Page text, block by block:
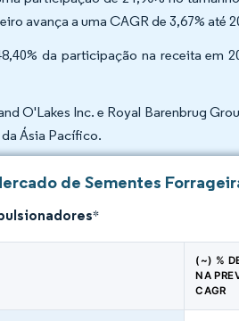
avança a uma CAGR de 3,67% até
da participação na receita em
O'Lakes Inc. e Royal Barenbrug
Ásia Pacífico.
de Sementes
*
(~) %
NA
CAGR